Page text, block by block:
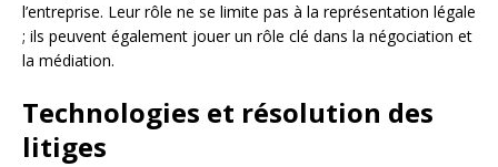
l’entreprise. Leur rôle ne se limite pas à la représentation légale
; ils peuvent également jouer un rôle clé dans la négociation et
la médiation.
Technologies et résolution des
litiges